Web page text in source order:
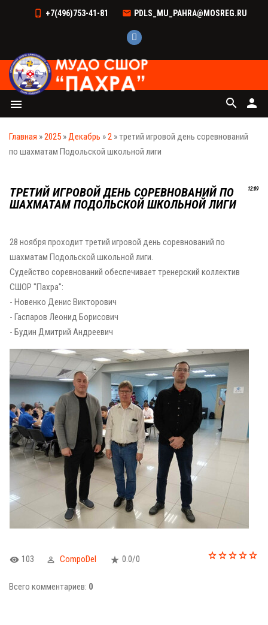
+7(496)753-41-81 PDLS_MU_PAHRA@MOSREG.RU
menu person
search
Главная »2025 »Декабрь »2 » третий игровой день соревнований
по шахматам Подольской школьной лиги
12:09
ТРЕТИЙ ИГРОВОЙ ДЕНЬ СОРЕВНОВАНИЙ ПО
ШАХМАТАМ ПОДОЛЬСКОЙ ШКОЛЬНОЙ ЛИГИ
28 ноября проходит третий игровой день соревнований по
шахматам Подольской школьной лиги.
Судейство соревнований обеспечивает тренерский коллектив
СШОР "Пахра":
- Новенко Денис Викторович
- Гаспаров Леонид Борисович
- Будин Дмитрий Андреевич
103 CompoDel 0.0/0
Всего комментариев: 0